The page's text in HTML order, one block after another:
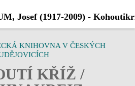
KNIHOVNA V ČESKÝCH
KŘÍŽ /
Josef (1917-2009) -